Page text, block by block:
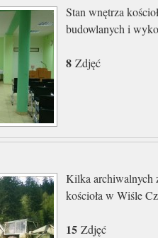
Stan wnętrza
budowlanych i
8 Zdjęć
Kilka archiwalnych
kościoła w Wiśle
15 Zdjęć